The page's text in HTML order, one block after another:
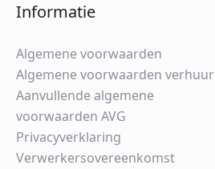
Informatie
Algemene voorwaarden
Algemene voorwaarden verhuur
Aanvullende algemene
voorwaarden AVG
Privacyverklaring
Verwerkersovereenkomst